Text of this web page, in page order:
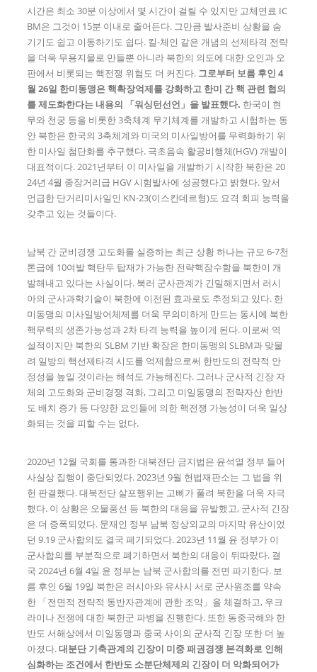
시간은 최소 30분 이상에서 몇 시간이 걸릴 수 있지만 고체연료 IC
BM은 그것이 15분 이내로 줄어든다. 그만큼 발사준비 상황을 숨
기기도 쉽고 이동하기도 쉽다. 킬-체인 같은 개념의 선제타격 전략
을 더욱 무용지물로 만들뿐 아니라 북한의 의도에 대한 오인과 오
판에서 비롯되는 핵전쟁 위험도 더 커진다. 그로부터 보름 후인4
월26일 한미동맹은 핵확장억제를 강화하고 한미 간 핵 관련 협의
를 제도화한다는 내용의
「워싱턴선언 」 을 발표했다. 한국이 현
무와 천궁 등을 비롯한 3축체계 무기체계를 개발하고 시험하는 동
안 북한은 한국의 3축체계와 미국의 미사일방어를 무력화하기 위
한 미사일 첨단화를 추구했다. 극초음속 활공비행체(HGV) 개발이
대표적이다. 2021년부터 이 미사일을 개발하기 시작한 북한은 20
24년 4월 중장거리급 HGV 시험발사에 성공했다고 밝혔다. 앞서
언급한 단거리미사일인 KN-23(이스칸데르형)도 요격 회피 능력을
갖추고 있는 것들이다.
남북 간 군비경쟁 고도화를 실증하는 최근 상황 하나는 규모 6-7천
톤급에 10여발 핵탄두 탑재가 가능한 전략핵잠수함을 북한이 개
발해내고 있다는 사실이다. 북러 군사관계가 긴밀해지면서 러시
아의 군사과학기술이 북한에 이전된 효과로도 추정되고 있다. 한
미동맹의 미사일방어체제를 더욱 무의미하게 만드는 동시에 북한
핵무력의 생존가능성과 2차 타격 능력을 높이게 된다. 이로써 역
설적이지만 북한의 SLBM 기반 확장은 한미동맹의 SLBM과 맞물
려 일방의 핵선제타격 시도를 억제함으로써 한반도의 전략적 안
정성을 높일 것이라는 해석도 가능해진다. 그러나 군사적 긴장 자
체의 고도화와 군비경쟁 격화, 그리고 미일동맹의 전략자산 한반
도 배치 증가 등 다양한 요인들에 의한 핵전쟁 가능성이 더욱 일상
화되는 것을 피할 수는 없다.
2020년 12월 국회를 통과한 대북전단 금지법은 윤석열 정부 들어
사실상 집행이 중단되었다. 2023년 9월 헌법재판소는 그 법을 위
헌 판결했다. 대북전단 살포행위는 고삐가 풀려 북한을 더욱 자극
했다. 이 상황은 오물풍선 등 북한의 대응을 유발했고, 군사적 긴장
은 더 증폭되었다. 문재인 정부 남북 정상외교의 마지막 유산이었
던 9.19 군사합의도 결국 폐기되었다. 2023년 11월 윤 정부가 이
군사합의를 부분적으로 폐기하면서 북한의 대응이 뒤따랐다. 결
국 2024년 6월 4일 윤 정부는 남북 군사합의를 전면 파기한다. 보
름 후인 6월 19일 북한은 러시아와 유사시 서로 군사원조를 약속
한 「전면적 전략적 동반자관계에 관한 조약」을 체결하고, 우크
라이나 전쟁에 대한 북한군 파병을 진행한다. 또한 동중국해와 한
반도 서해상에서 미일동맹과 중국 사이의 군사적 긴장 또한 더 높
아졌다.대분단 기축관계의 긴장이 미중 패권경쟁 본격화로 인해
심화하는 조건에서 한반도 소분단체제의 긴장이 더 악화되어가